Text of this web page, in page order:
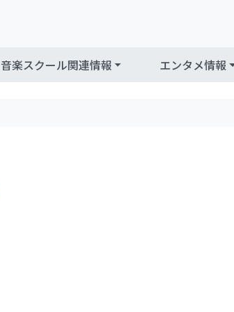
音楽スクール関連情報 エンタメ情報